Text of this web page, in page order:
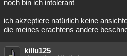
noch bin ich intolerant
ich akzeptiere natürlich keine
die meines erachtens andere
killu125